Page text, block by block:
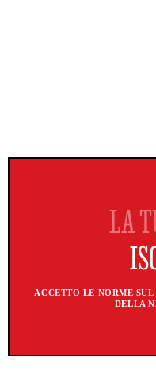
ACCETTO LE NORME
DELLA